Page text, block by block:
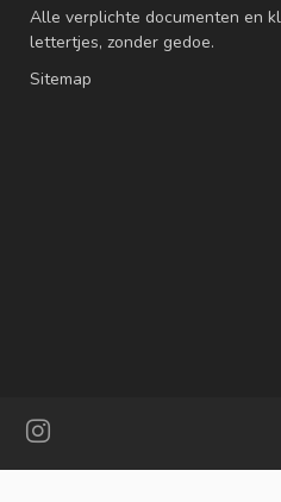
Alle verplichte documenten en
lettertjes, zonder gedoe.
Sitemap